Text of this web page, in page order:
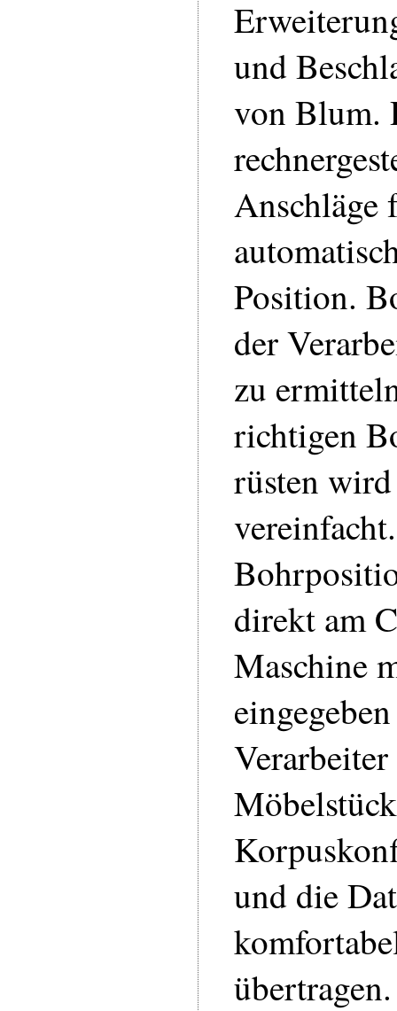
und
von Blum.
Anschläge
Position.
der
zu
richtigen
rüsten
direkt am
Maschine
und die
übertragen.